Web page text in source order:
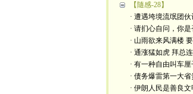
【隨感-28】
· 遭遇垮境流氓团
· 请扪心自问，你是
· 山雨欲来风满楼
· 通涨猛如虎 拜总
· 有一种自由叫车厘
· 债务爆雷第一大
· 伊朗人民是善良